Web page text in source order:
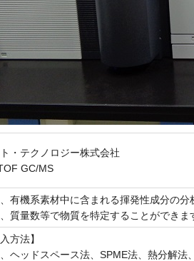
・テクノロジー株式会社
GC/MS
有機系素材中に含まれる揮発性成分の
質量数等で物質を特定することができま
方法】
ヘッドスペース法、SPME法、熱分解法